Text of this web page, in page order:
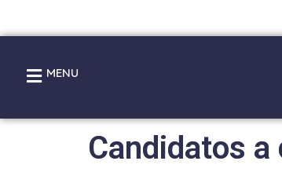
para
conteúdoMENU
Candidatos a